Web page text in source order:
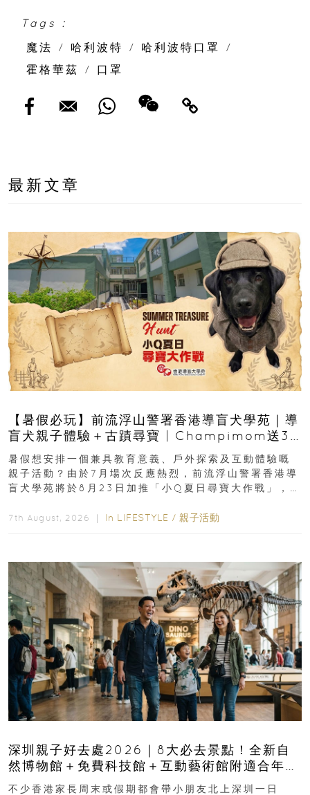
Tags :
魔法
/ 哈利波特 / 哈利波特口罩
/
霍格華茲
/ 口罩
最新文章
【暑假必玩】前流浮山警署香港導盲犬學苑｜導
盲犬親子體驗＋古蹟尋寶 | Champimom送3
組免費名額
暑假想安排一個兼具教育意義、戶外探索及互動體驗嘅
親子活動？由於7月場次反應熱烈，前流浮山警署香港導
盲犬學苑將於8月23日加推「小Q夏日尋寶大作戰」，家
7th August, 2026 ｜ In LIFESTYLE / 親子活動
深圳親子好去處2026｜8大必去景點！全新自
然博物館＋免費科技館＋互動藝術館附適合年
齡、交通、門票、開放時間
不少香港家長周末或假期都會帶小朋友北上深圳一日